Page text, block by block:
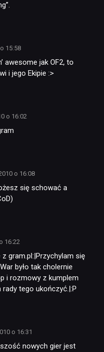
15:58
awesome jak OF2, to
i jego Ekipie :>
o 16:02
o 16:08
się schować a
16:22
gram.pl:|Przychylam się
było tak cholernie
i rozmowy z kumplem
rady tego ukończyć.|:P
o 16:31
nowych gier jest